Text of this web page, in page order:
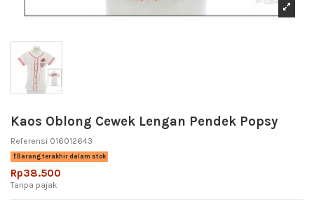
Kaos Oblong Cewek Lengan Pendek Popsy
Referensi 016012643
Barang terakhir dalam stok
Rp38.500
Tanpa pajak